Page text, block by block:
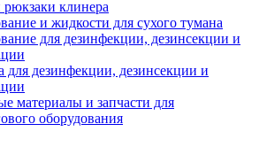
клинера
и жидкости для сухого тумана
для дезинфекции, дезинсекции и
для дезинфекции, дезинсекции и
материалы и запчасти для
оборудования